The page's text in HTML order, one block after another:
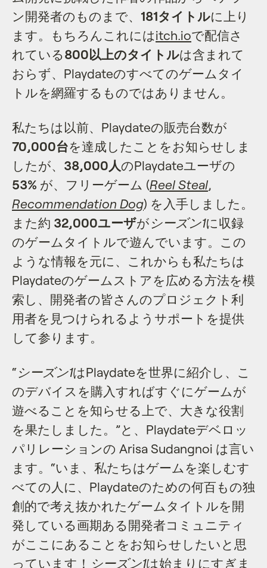
ン開発者のものまで、 181タイトルに上り
ます。もちろんこれにはitch.ioで配信さ
れている800以上のタイトルは含まれて
おらず、Playdateのすべてのゲームタイ
トルを網羅するものではありません。
私たちは以前、Playdateの販売台数が
70,000台を達成したことをお知らせしま
したが、 38,000人のPlaydateユーザの
53% が、フリーゲーム (Reel Steal,
Recommendation Dog) を入手しました。
また約 32,000ユーザが シーズン1に収録
のゲームタイトルで遊んでいます。この
ような情報を元に、これからも私たちは
Playdateのゲームストアを広める方法を模
索し、開発者の皆さんのプロジェクト利
用者を見つけられるようサポートを提供
して参ります。
“シーズン1はPlaydateを世界に紹介し、こ
のデバイスを購入すればすぐにゲームが
遊べることを知らせる上で、大きな役割
を果たしました。”と、Playdateデベロッ
パリレーションの Arisa Sudangnoi は言い
ます。“いま、私たちはゲームを楽しむす
べての人に、Playdateのための何百もの独
創的で考え抜かれたゲームタイトルを開
発している画期ある開発者コミュニティ
がここにあることをお知らせしたいと思
っています！ シーズン1は始まりにすぎま